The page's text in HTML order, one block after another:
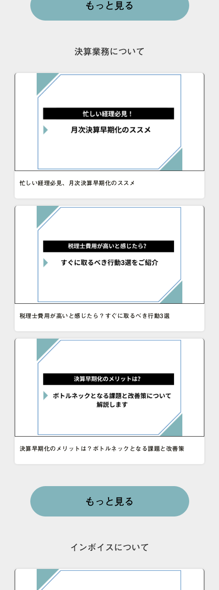
もっと見る
決算業務について
忙しい経理必見、月次決算早期化のススメ
税理士費用が高いと感じたら？すぐに取るべき行動3選
決算早期化のメリットは？ボトルネックとなる課題と改善策
もっと見る
インボイスについて